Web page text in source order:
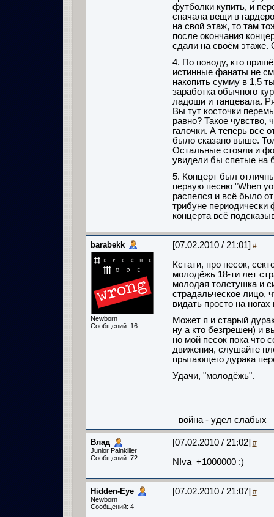
футболки купить, и
сначала вещи в
на свой этаж, то там
после окончания
сдали на своём этаже.
4. По поводу, кто
истинные фанаты не
накопить сумму в 1,5
заработка обычного
ладоши и танцевала.
Вы тут косточки
равно? Такое чувство,
галочки. А теперь все
было сказано выше.
Остальные стояли и
увидели бы спетые на
5. Концерт был
первую песню "When
распелся и всё было
трибуне периодически
концерта всё
barabekk
Newborn
Сообщений: 16
[07.02.2010 / 21:01] #
Кстати, про песок,
молодёжь 18-ти лет
молодая толстушка и
страдальческое лицо,
видать просто на
Может я и старый
ну а кто безгрешен) и
но мой песок пока что
движения, слушайте
прыгающего дурака
Удачи, "молодёжь".
война - удел слабых
Влад
Junior Painkiller
Сообщений: 72
[07.02.2010 / 21:02] #
NIva +1000000 :)
Hidden-Eye
Newborn
Сообщений: 4
[07.02.2010 / 21:07] #